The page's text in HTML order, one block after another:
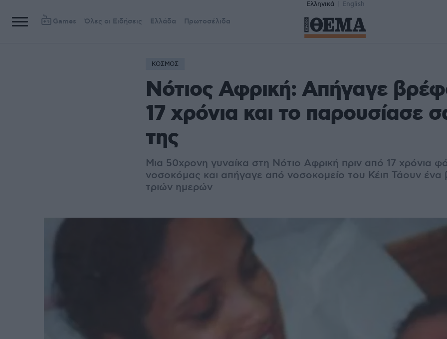
Ελληνικά English
Games Όλες οι Ειδήσεις Ελλάδα Πρωτοσέλιδα
ΚΟΣΜΟΣ
Νότιος Αφρική: Απήγαγε
17 χρόνια και το παρουσίασε
της
Μια 50χρονη γυναίκα στη Νότιο Αφρική πριν από 17 χρόνια
νοσοκόμας και απήγαγε από νοσοκομείο του Κέιπ Τάουν ένα
τριών ημερών